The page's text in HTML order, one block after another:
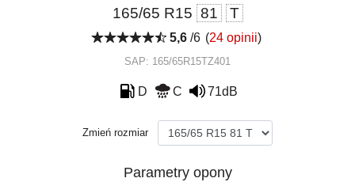
165/65 R15 81 T
5,6/6 (24 opinii)
SAP: 165/65R15TZ401
D C 71dB
Zmień rozmiar
Parametry opony